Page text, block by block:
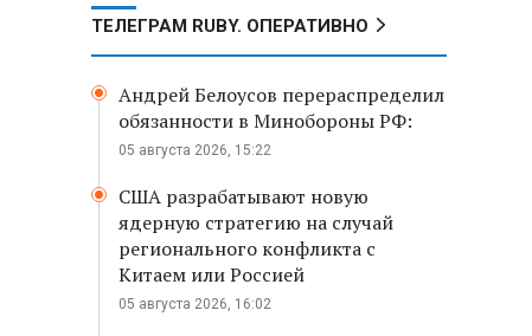
ТЕЛЕГРАМ RUBY. ОПЕРАТИВНО
Андрей Белоусов перераспределил
обязанности в Минобороны РФ:
05 августа 2026, 15:22
США разрабатывают новую
ядерную стратегию на случай
регионального конфликта с
Китаем или Россией
05 августа 2026, 16:02